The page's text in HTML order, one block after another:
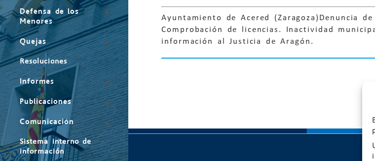
Defensa de los
Menores
Quejas
Resoluciones
Informes
Publicaciones
Comunicación
Sistema interno de
información
Ayuntamiento de Acered (Zaragoza)Denuncia
Comprobación de licencias. Inactividad
información al Justicia de Aragón.